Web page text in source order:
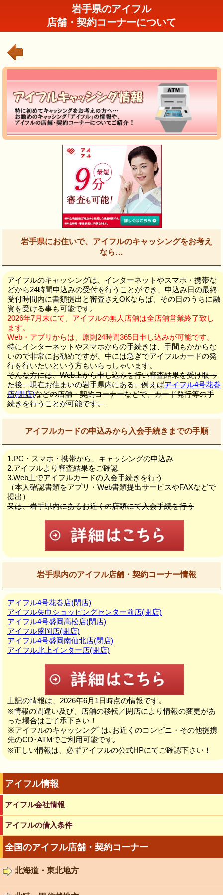
岩手県のアイフル
店舗・契約コーナーについて
岩手県にお住いで、アイフルのキャッシングをお考え
なら…
アイフルのキャッシングは、インターネットやスマホ・携帯な
どから24時間申込みの受付を行うことができ、申込み日の最終
受付時間内に書類提出と審査さえOKならば、その日のうちに融
資を受ける事も可能です。
2026年7月末にて、アイフルの無人店舗は全店舗営業終了致し
ます。
Web・アプリからは、原則24時間365日申し込みが可能です。
特にインターネットやスマホからの手続きは、手間もかからな
いので非常にお勧めですが、中には急ぎでアイフルカードの発
行を行いたいという方もいらっしゃいます。
そんな方には、Web上から申し込みを行い審査結果を受け取っ
た後、現在お住まいの岩手県内にある、例えばアイフル4号花巻
店(閉店)などの店舗・契約コーナーなどで、カード発行等の手
続きを行うことが可能です。
アイフルカードの申込みから入会手続きまでの手順
1.PC・スマホ・携帯から、キャッシングの申込み
2.アイフルより審査結果をご確認
3.Web上でアイフルカードの入会手続きを行う
（本人確認書類をアプリ・Web書類提出サービスやFAXなどで
提出）
又は、岩手県内にあるお近くの店頭にて入会手続を行う
岩手県内のアイフル店舗・契約コーナー情報
アイフル4号花巻店(閉店)
アイフル矢巾ショッピングセンター前店(閉店)
アイフル4号盛岡高松店(閉店)
アイフル盛岡店(閉店)
アイフル4号盛岡南仙北店(閉店)
アイフル北上インター店(閉店)
上記の情報は、2026年6月1日時点の情報です。
※情報の間違い及び、店舗の移転／閉店により情報の変更があ
った場合はご了承下さい！
※アイフルのキャッシングﾞは､お近くのコンビニ・その他提携
先のCD･ATMでご利用可能です｡
※正しい情報は、必ずアイフルの公式HPにてご確認下さい！
アイフル情報
アイフル会社情報
アイフルの借入条件
全国のアイフル店舗・契約コーナー
北海道・東北地方